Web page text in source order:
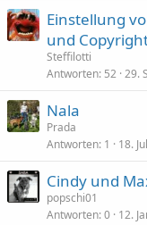
Einstellung
und
Steffilotti
Antworten 52 29.
Nala
Prada
Antworten 1 18.
Cindy und
popschi01
Antworten 0 12.